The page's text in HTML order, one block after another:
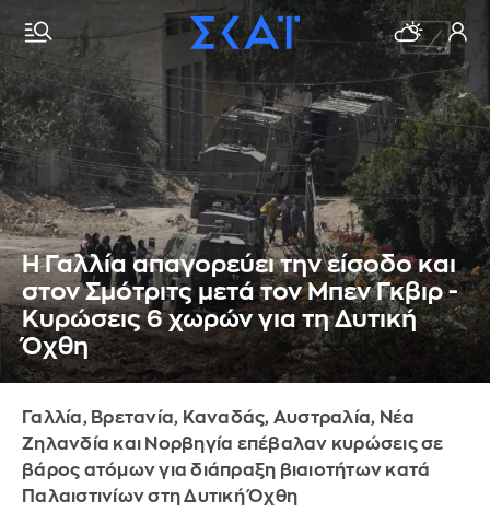
Η Γαλλία απαγορεύει την είσοδο και
στον Σμότριτς μετά τον Μπεν Γκβιρ -
Κυρώσεις 6 χωρών για τη Δυτική
Όχθη
Γαλλία, Βρετανία, Καναδάς, Αυστραλία, Νέα
Ζηλανδία και Νορβηγία επέβαλαν κυρώσεις σε
βάρος ατόμων για διάπραξη βιαιοτήτων κατά
Παλαιστινίων στη Δυτική Όχθη